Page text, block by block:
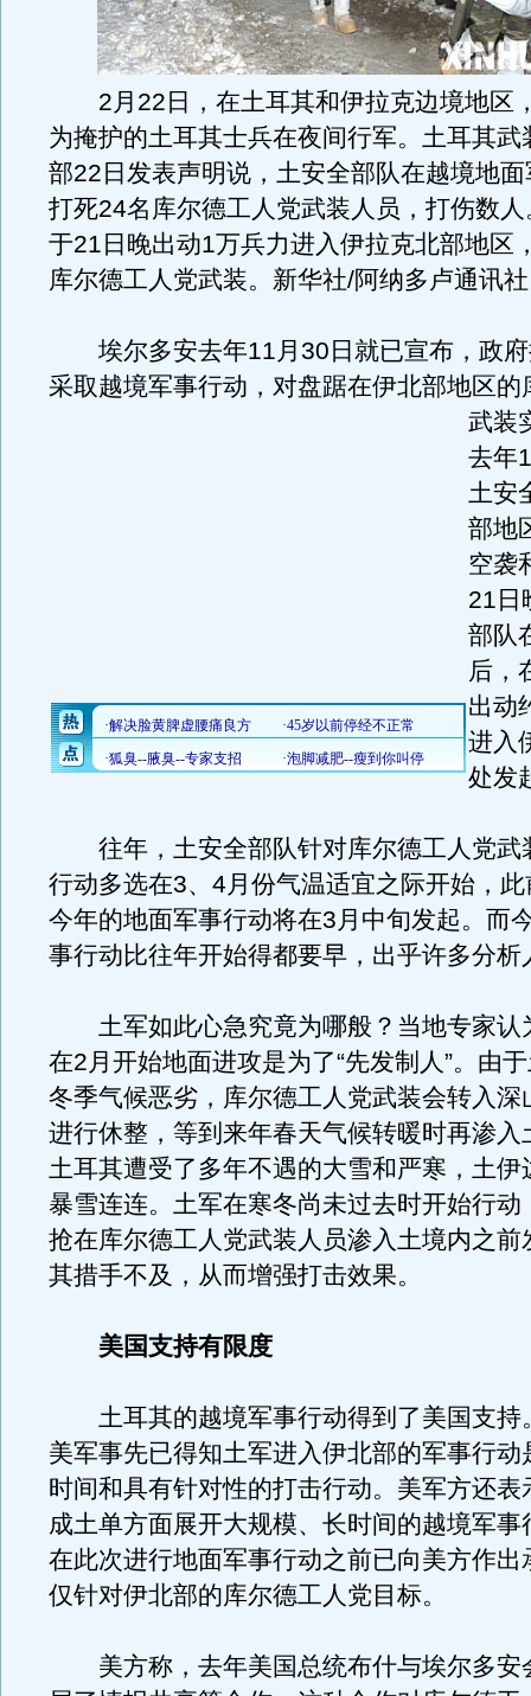
2月22日，在土耳其和伊拉克边境地区
为掩护的土耳其士兵在夜间行军。土耳其武
部22日发表声明说，土安全部队在越境地
打死24名库尔德工人党武装人员，打伤数
于21日晚出动1万兵力进入伊拉克北部地区
库尔德工人党武装。新华社/阿纳多卢通讯社
埃尔多安去年11月30日就已宣布，政府
采取越境军事行动，对盘踞在伊北部地区的
武装
去年
土安
部地
空袭
21日
部队
后，
出动
进入
处发
往年，土安全部队针对库尔德工人党武
行动多选在3、4月份气温适宜之际开始，
今年的地面军事行动将在3月中旬发起。而
事行动比往年开始得都要早，出乎许多分析
土军如此心急究竟为哪般？当地专家认
在2月开始地面进攻是为了“先发制人”。由
冬季气候恶劣，库尔德工人党武装会转入深
进行休整，等到来年春天气候转暖时再渗入
土耳其遭受了多年不遇的大雪和严寒，土伊
暴雪连连。土军在寒冬尚未过去时开始行动
抢在库尔德工人党武装人员渗入土境内之前
其措手不及，从而增强打击效果。
美国支持有限度
土耳其的越境军事行动得到了美国支持
美军事先已得知土军进入伊北部的军事行动
时间和具有针对性的打击行动。美军方还表
成土单方面展开大规模、长时间的越境军事
在此次进行地面军事行动之前已向美方作出
仅针对伊北部的库尔德工人党目标。
美方称，去年美国总统布什与埃尔多安